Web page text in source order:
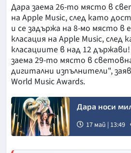
Дара заема 26-то място в
на Apple Music, след като
и се задържа на 8-мо място в
класация на Apple Music, след
класациите в над 12
заема 29-то място в
дигитални изпълнители",
World Music Awards.
Дара носи
17 май | 13:49